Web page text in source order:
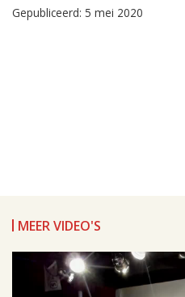
Gepubliceerd: 5 mei 2020
MEER VIDEO'S